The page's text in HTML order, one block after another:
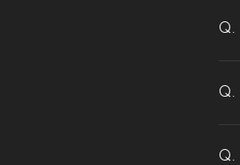
Q.
Q.
Q.